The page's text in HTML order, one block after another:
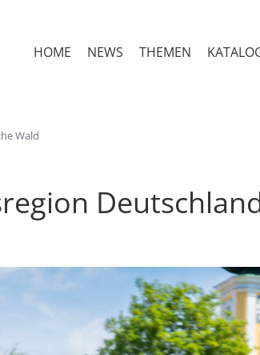
HOME NEWS THEMEN
Wald